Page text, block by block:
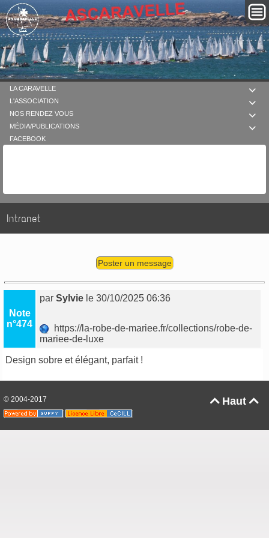

LA CARAVELLE

L'ASSOCIATION

NOS RENDEZ VOUS

MÉDIA/PUBLICATIONS
FACEBOOK
Intranet
Poster un message
Note
n°474
parSylvie le 30/10/2025 06:36
https://la-robe-de-mariee.fr/collections/robe-de-
mariee-de-luxe
Design sobre et élégant, parfait !
Haut 
© 2004-2017